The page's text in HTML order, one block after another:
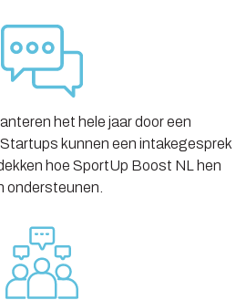
het hele jaar door een
kunnen een intakegesprek
hoe SportUp Boost NL hen
ondersteunen.